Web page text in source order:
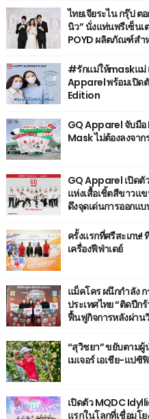
ไทยเจียระไน กรุ๊ป
นิว” นั่งแท่นพรีเซ็นเ
POYD ผลิตภัณฑ์สำ
#รักแม่ให้maskแม่
Apparel พร้อมเปิ
Edition
GQ Apparel จับมื
Mask ไม่ต้องลงจาก
GQ Apparel เปิด
แห่งเสื้อเชิ้ตสีขาวแ
ดึงจุดเด่นการออกแ
ครั้งแรกที่ศรีสะเกษ!
เครื่องฟีฟ่าเดย์
แม็คโคร ผนึกกำลัง
ประเทศไทย “ติดปีก
ฟื้นฟูกิจการหลังผ่าน
“สุวิชยา” ขยับตามผู้
เมเจอร์ เอเชีย-แปซิ
เปิดตัว MQDC
แรกในโลกที่เชื่อมโ